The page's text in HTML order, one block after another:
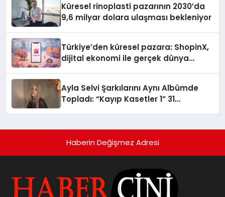
Küresel rinoplasti pazarının 2030’da
9,6 milyar dolara ulaşması bekleniyor
Türkiye’den küresel pazara: ShopinX,
dijital ekonomi ile gerçek dünya
Ayla Selvi Şarkılarını Aynı Albümde
Topladı: “Kayıp Kasetler 1” 31
Haberin Değişmez Adresi